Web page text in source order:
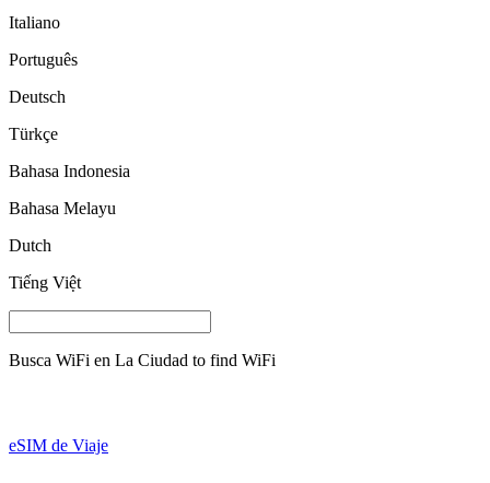
Italiano
Português
Deutsch
Türkçe
Bahasa Indonesia
Bahasa Melayu
Dutch
Tiếng Việt
Busca WiFi en La Ciudad to find WiFi
eSIM de Viaje